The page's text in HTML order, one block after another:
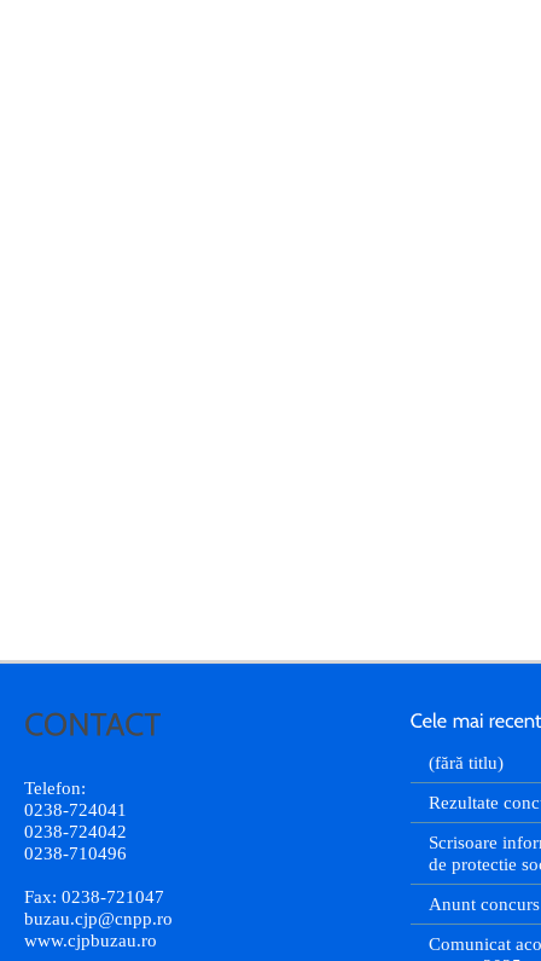
Telefon:
0238-724041
0238-724042
0238-710496
Fax: 0238-721047
buzau.cjp@cnpp.ro
www.cjpbuzau.ro
(fără titlu)
Rezultate
Scrisoare
de protectie
Anunt concurs
Comunicat